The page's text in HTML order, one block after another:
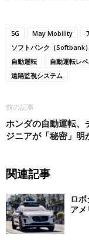
5G May Mobility
ソフトバンク（Softbank）
自動運転
自動運転レ
遠隔監視システム
前の記事
ホンダの自動運転、
ジニアが「秘密」明
関連記事
ロ
アメ